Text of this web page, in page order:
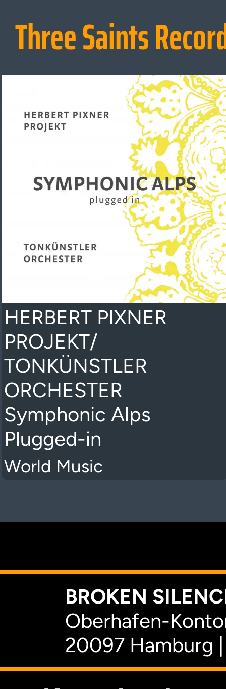
Three Saints
HERBERT PIXNER
PROJEKT/
TONKÜNSTLER
ORCHESTER
Symphonic Alps
Plugged-in
World Music
BROKEN
Oberhafen-
20097 Hamburg